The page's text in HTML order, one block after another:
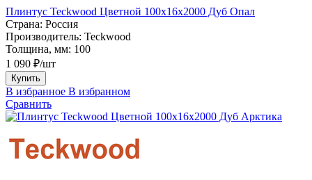
Плинтус Teckwood Цветной 100x16х2000 Дуб Опал
Страна: Россия
Производитель: Teckwood
Толщина, мм: 100
1 090 ₽/шт
Купить
В избранное В избранном
Сравнить